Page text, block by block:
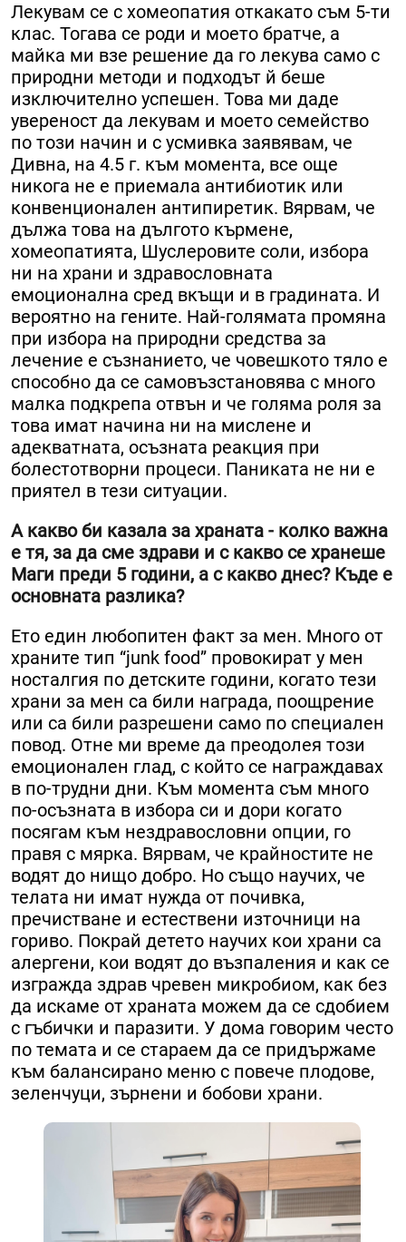
Лекувам се с хомеопатия откакато съм 5-ти
клас. Тогава се роди и моето братче, а
майка ми взе решение да го лекува само с
природни методи и подходът й беше
изключително успешен. Това ми даде
увереност да лекувам и моето семейство
по този начин и с усмивка заявявам, че
Дивна, на 4.5 г. към момента, все още
никога не е приемала антибиотик или
конвенционален антипиретик. Вярвам, че
дължа това на дългото кърмене,
хомеопатията, Шуслеровите соли, избора
ни на храни и здравословната
емоционална сред вкъщи и в градината. И
вероятно на гените. Най-голямата промяна
при избора на природни средства за
лечение е съзнанието, че човешкото тяло е
способно да се самовъзстановява с много
малка подкрепа отвън и че голяма роля за
това имат начина ни на мислене и
адекватната, осъзната реакция при
болестотворни процеси. Паниката не ни е
приятел в тези ситуации.
А какво би казала за храната - колко важна
е тя, за да сме здрави и с какво се хранеше
Маги преди 5 години, а с какво днес? Къде е
основната разлика?
Ето един любопитен факт за мен. Много от
храните тип “junk food” провокират у мен
носталгия по детските години, когато тези
храни за мен са били награда, поощрение
или са били разрешени само по специален
повод. Отне ми време да преодолея този
емоционален глад, с който се награждавах
в по-трудни дни. Към момента съм много
по-осъзната в избора си и дори когато
посягам към нездравословни опции, го
правя с мярка. Вярвам, че крайностите не
водят до нищо добро. Но също научих, че
телата ни имат нужда от почивка,
пречистване и естествени източници на
гориво. Покрай детето научих кои храни са
алергени, кои водят до възпаления и как се
изгражда здрав чревен микробиом, как без
да искаме от храната можем да се сдобием
с гъбички и паразити. У дома говорим често
по темата и се стараем да се придържаме
към балансирано меню с повече плодове,
зеленчуци, зърнени и бобови храни.